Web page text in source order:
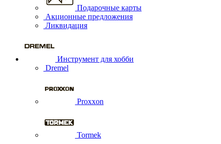
Подарочные карты
Акционные предложения
Ликвидация
Инструмент для хобби
Dremel
Proxxon
Tormek